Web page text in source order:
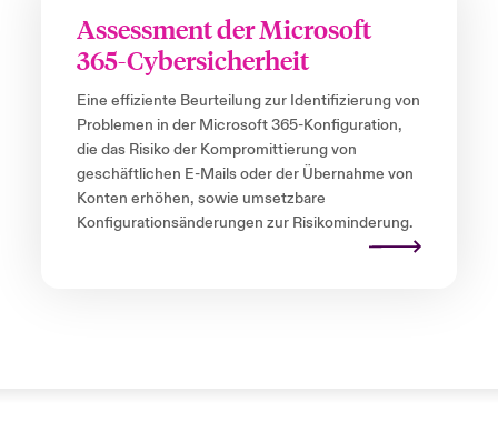
Assessment der Microsoft
365-Cybersicherheit
Eine effiziente Beurteilung zur Identifizierung von
Problemen in der Microsoft 365-Konfiguration,
die das Risiko der Kompromittierung von
geschäftlichen E-Mails oder der Übernahme von
Konten erhöhen, sowie umsetzbare
Konfigurationsänderungen zur Risikominderung.